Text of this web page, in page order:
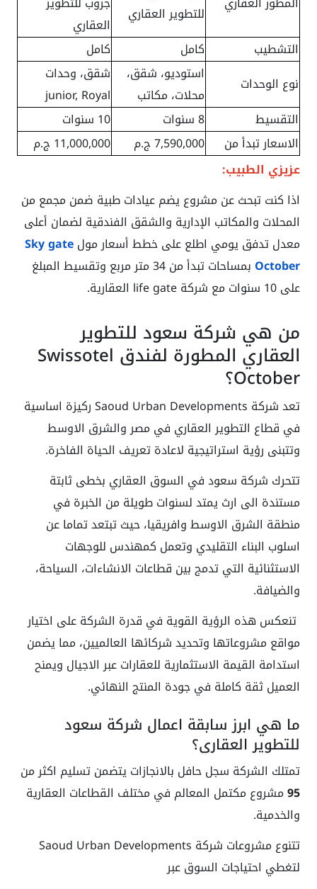
للتطوير العقاري
العقاري
التشطيب
كامل
كامل
نوع الوحدات
استوديو، شقق،
محلات، مكاتب
شقق، وحدات
junior, Royal
التقسيط
8 سنوات
10 سنوات
الاسعار تبدأ من
7,590,000 ج.م
11,000,000 ج.م
عزيزي الطبيب:
اذا كنت تبحث عن مشروع يضم عيادات طبية ضمن مجمع من
المحلات والمكاتب الإدارية والشقق الفندقية لضمان أعلى
معدل تدفق يومي اطلع على خطط أسعار مولSky gate
October
بمساحات تبدأ من 34 متر مربع وتقسيط المبلغ
على 10 سنوات مع شركة life gate العقارية.
من هي شركة سعود للتطوير
العقاري المطورة لفندق Swissotel
October؟
تعد شركة Saoud Urban Developments ركيزة اساسية
في قطاع التطوير العقاري في مصر والشرق الاوسط
وتتبنى رؤية استراتيجية لاعادة تعريف الحياة الفاخرة.
تتحرك شركة سعود في السوق العقاري بخطى ثابتة
مستندة الى ارث يمتد لسنوات طويلة من الخبرة في
منطقة الشرق الاوسط وافريقيا، حيث تبتعد تماما عن
اسلوب البناء التقليدي وتعمل كمهندس للوجهات
الاستثنائية التي تدمج بين قطاعات الانشاءات، السياحة،
والضيافة.
تنعكس هذه الرؤية القوية في قدرة الشركة على اختيار
مواقع مشروعاتها وتحديد شركائها العالميين، مما يضمن
استدامة القيمة الاستثمارية للعقارات عبر الاجيال ويمنح
العميل ثقة كاملة في جودة المنتج النهائي.
ما هي ابرز سابقة اعمال شركة سعود
للتطوير العقاري؟
تمتلك الشركة سجل حافل بالانجازات يتضمن تسليم اكثر من
95مشروع مكتمل المعالم في مختلف القطاعات العقارية
والخدمية.
تتنوع مشروعات شركة Saoud Urban Developments
لتغطي احتياجات السوق عبر